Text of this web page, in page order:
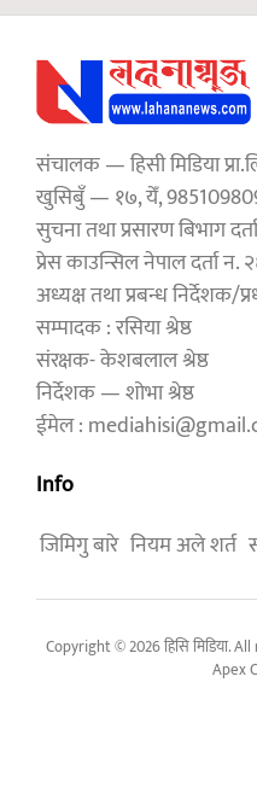
संचालक — हिसी मिडिया
खुसिबुँ — १७, येँ,
सुचना तथा प्रसारण बिभाग
प्रेस काउन्सिल नेपाल दर्ता न.
अध्यक्ष तथा प्रबन्ध निर्देशक/
सम्पादक : रसिया श्रेष्ठ
संरक्षक- केशबलाल श्रेष्ठ
निर्देशक — शोभा श्रेष्ठ
ईमेल :
Info
जिमिगु बारे नियम अले शर्त
Copyright © 2026 हिसि मिडिया.
Apex